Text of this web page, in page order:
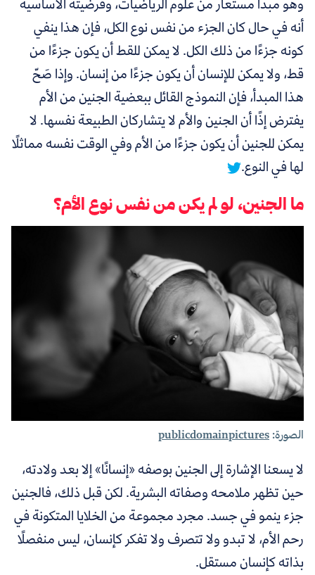
أنه في حال كان الجزء من نفس نوع الكل، فإن هذا ينفي
كونه جزءًا من ذلك الكل. لا يمكن للقط أن يكون جزءًا من
قط، ولا يمكن للإنسان أن يكون جزءًا من إنسان. وإذا صَحّ
هذا المبدأ،فإن النموذج القائل ببعضية الجنين من الأم
يفترض إذًا أن الجنين والأم لا يتشاركان الطبيعة نفسها. لا
يمكن للجنين أن يكون جزءًا من الأم وفي الوقت نفسه مماثلًا
لها في النوع.
ما الجنين، لو لم يكن من نفس نوع الأم؟
الصورة:publicdomainpictures
لا يسعنا الإشارة إلى الجنين بوصفه «إنسانًا» إلا بعد ولادته،
حين تظهر ملامحه وصفاته البشرية. لكن قبل ذلك، فالجنين
جزء ينمو في جسد. مجرد مجموعة من الخلايا المتكونة في
رحم الأم، لا تبدو ولا تتصرف ولا تفكر كإنسان، ليس منفصلًا
بذاته كإنسان مستقل.